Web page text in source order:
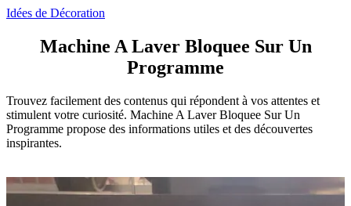
Idées de Décoration
Machine A Laver Bloquee Sur Un
Programme
Trouvez facilement des contenus qui répondent à vos attentes et
stimulent votre curiosité. Machine A Laver Bloquee Sur Un
Programme propose des informations utiles et des découvertes
inspirantes.